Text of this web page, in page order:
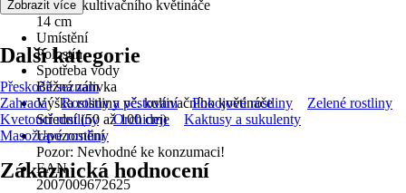
Průměr kultivačního květináče
14 cm
Umístění
Polostín
Spotřeba vody
Běžná zálivka
Výška rostliny vč. kultivačního květináče
Střední (50 až 100 cm)
Upozornění
Pozor: Nevhodné ke konzumaci!
EAN
2007009672625
Zobrazit více
Další kategorie
Přeskočit seznam
Zahrada
Rostliny a pěstování Pokojové rostliny
Zelené rostliny
Kvetoucí rostliny
Orchideje
Kaktusy a sukulenty
Masožravé rostliny
Zákaznická hodnocení